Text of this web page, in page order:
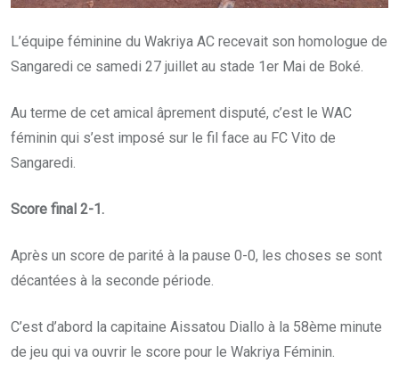
L’équipe féminine du Wakriya AC recevait son homologue de
Sangaredi ce samedi 27 juillet au stade 1er Mai de Boké.
Au terme de cet amical âprement disputé, c’est le WAC
féminin qui s’est imposé sur le fil face au FC Vito de
Sangaredi.
Score final 2-1.
Après un score de parité à la pause 0-0, les choses se sont
décantées à la seconde période.
C’est d’abord la capitaine Aissatou Diallo à la 58ème minute
de jeu qui va ouvrir le score pour le Wakriya Féminin.